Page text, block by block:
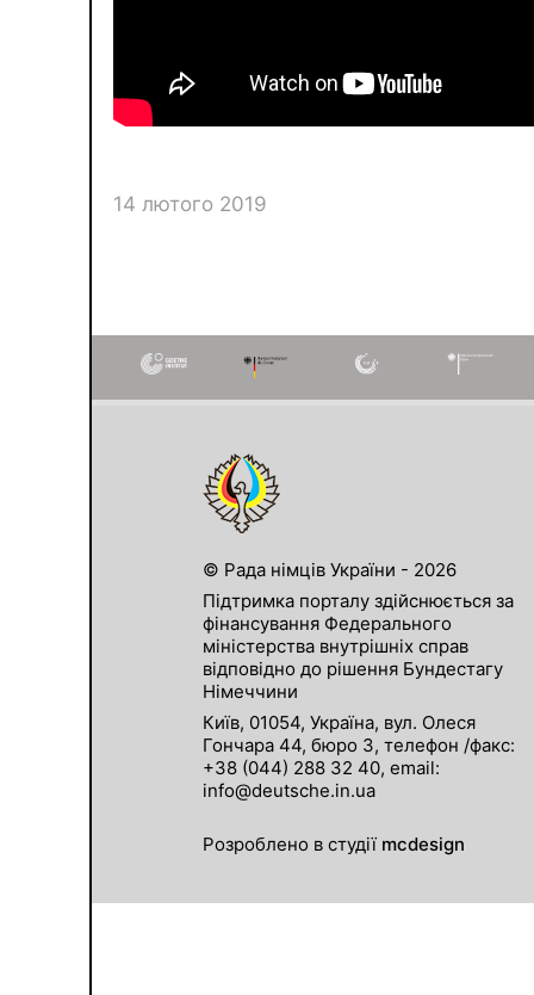
14 лютого 2019
© Рада німців України - 2026
Підтримка порталу здійснюється за
фінансування Федерального
міністерства внутрішніх справ
відповідно до рішення Бундестагу
Німеччини
Київ, 01054, Україна, вул. Олеся
Гончара 44, бюро 3, телефон /факс:
+38 (044) 288 32 40, email:
info@deutsche.in.ua
Розроблено в студії mcdesign